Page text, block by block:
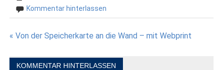
Kommentar hinterlassen
Beitragsnavigation
« Von der Speicherkarte an die Wand – mit Webprint
KOMMENTAR HINTERLASSEN